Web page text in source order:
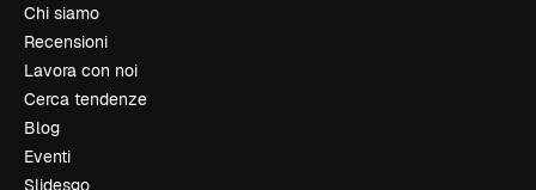
Chi siamo
Recensioni
Lavora con noi
Cerca tendenze
Blog
Eventi
Slidesgo